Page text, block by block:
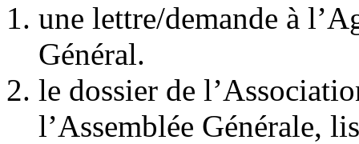
une lettre/demande à
Général.
le dossier de
l’Assemblée Générale,